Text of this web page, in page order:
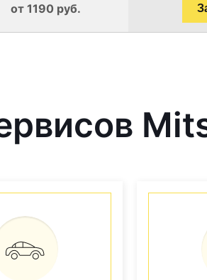
от 1190 руб.